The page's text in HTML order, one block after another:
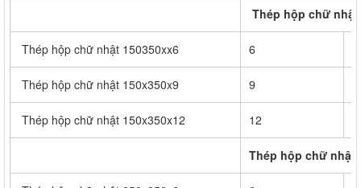
Thép hộp chữ nhật
Thép hộp chữ nhật 150350xx6 6
Thép hộp chữ nhật 150x350x9 9
Thép hộp chữ nhật 150x350x12 12
Thép hộp chữ nhật